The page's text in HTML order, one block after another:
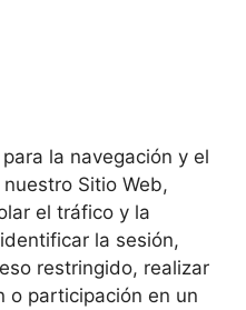
la navegación y el
Sitio Web,
el tráfico y la
la sesión,
restringido, realizar
o participación en un